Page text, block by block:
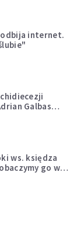
internet.
Galbas
proboszczom
ws. księdza
go w